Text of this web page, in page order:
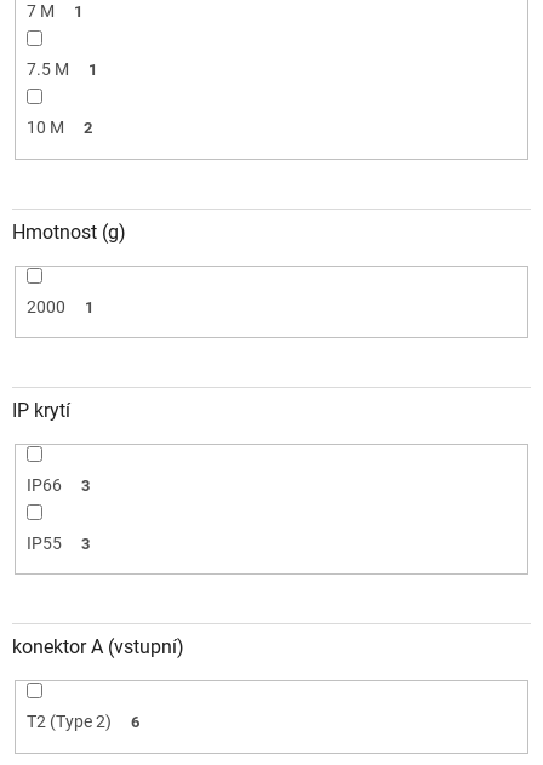
7 M 1
7.5 M 1
10 M 2
Hmotnost (g)
2000 1
IP krytí
IP66 3
IP55 3
konektor A (vstupní)
T2 (Type 2) 6